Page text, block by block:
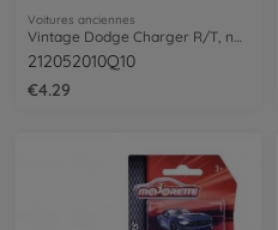
Voitures anciennes
Vintage Dodge Charger R/T, noir
212052010Q10
€4.29